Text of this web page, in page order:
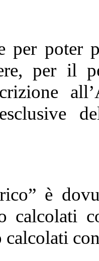
per poter
per il
è
calcolati
calcolati